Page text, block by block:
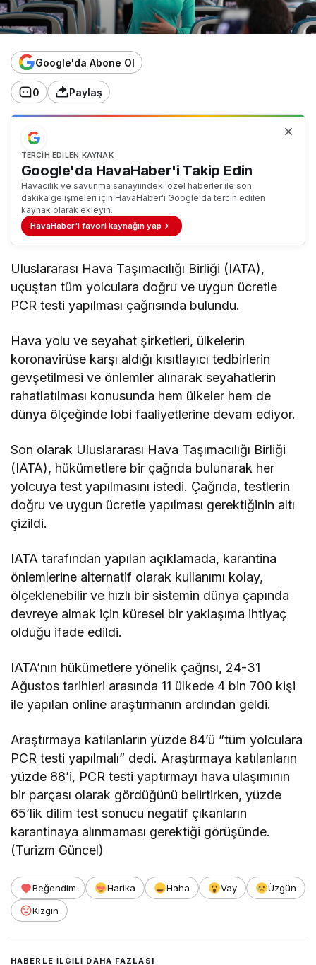
Google'da Abone Ol
0 Paylaş
TERCIH EDILEN KAYNAK
Google'da HavaHaber'i Takip Edin
Havacılık ve savunma sanayiindeki özel haberler ile son
dakika gelişmeleri için HavaHaber'i Google'da tercih edilen
kaynak olarak ekleyin.
HavaHaber'i favori kaynağın yap
Uluslararası Hava Taşımacılığı Birliği (IATA),
uçuştan tüm yolculara doğru ve uygun ücretle
PCR testi yapılması çağrısında bulundu.
Hava yolu ve seyahat şirketleri, ülkelerin
koronavirüse karşı aldığı kısıtlayıcı tedbirlerin
gevşetilmesi ve önlemler alınarak seyahatlerin
rahatlatılması konusunda hem ülkeler hem de
dünya ölçeğinde lobi faaliyetlerine devam ediyor.
Son olarak Uluslararası Hava Taşımacılığı Birliği
(IATA), hükümetlere bir çağrıda bulunarak her
yolcuya test yapılmasını istedi. Çağrıda, testlerin
doğru ve uygun ücretle yapılması gerektiğinin altı
çizildi.
IATA tarafından yapılan açıklamada, karantina
önlemlerine alternatif olarak kullanımı kolay,
ölçeklenebilir ve hızlı bir sistemin dünya çapında
devreye almak için küresel bir yaklaşıma ihtiyaç
olduğu ifade edildi.
IATA’nın hükümetlere yönelik çağrısı, 24-31
Ağustos tarihleri arasında 11 ülkede 4 bin 700 kişi
ile yapılan online araştırmanın ardından geldi.
Araştırmaya katılanların yüzde 84’ü ”tüm yolculara
PCR testi yapılmalı” dedi. Araştırmaya katılanların
yüzde 88’i, PCR testi yaptırmayı hava ulaşımının
bir parçası olarak gördüğünü belirtirken, yüzde
65’lik dilim test sonucu negatif çıkanların
karantinaya alınmaması gerektiği görüşünde.
(Turizm Güncel)
Beğendim Harika Haha Vay
Üzgün
Kızgın
HABERLE ILGILI DAHA FAZLASI